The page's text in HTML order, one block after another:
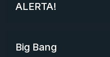
ALERTA!
Big Bang